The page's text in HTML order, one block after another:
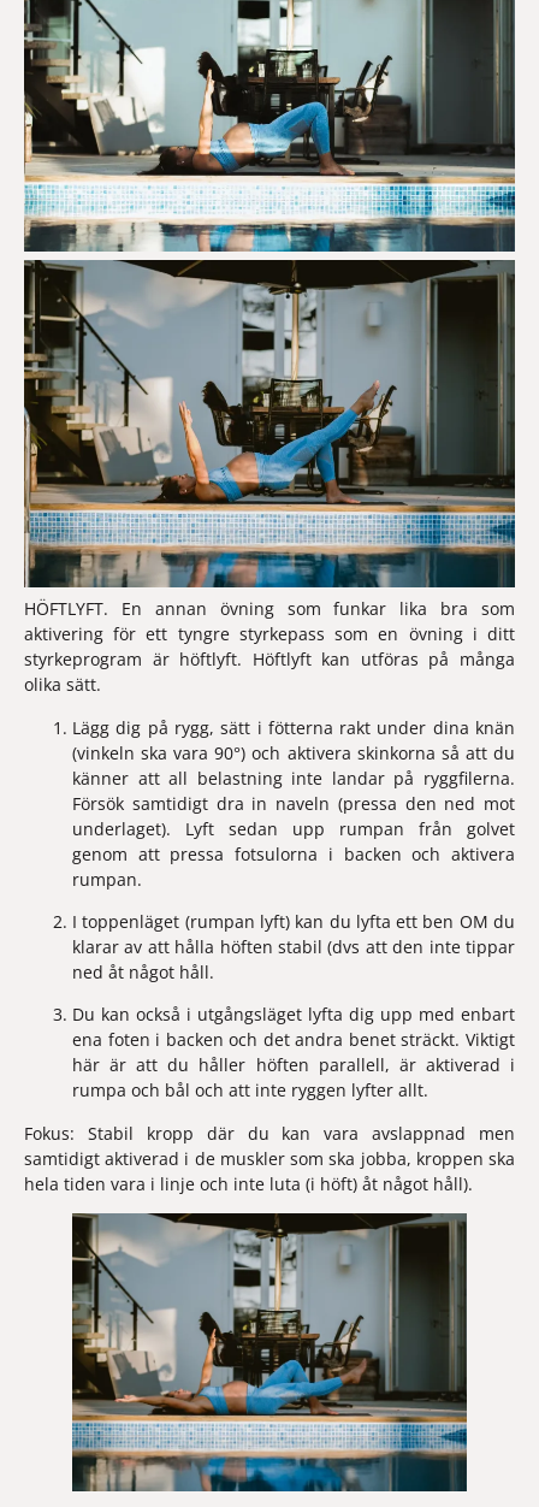
HÖFTLYFT. En annan övning som funkar lika bra som
aktivering för ett tyngre styrkepass som en övning i ditt
styrkeprogram är höftlyft. Höftlyft kan utföras på många
olika sätt.
Lägg dig på rygg, sätt i fötterna rakt under dina knän
(vinkeln ska vara 90°) och aktivera skinkorna så att du
känner att all belastning inte landar på ryggfilerna.
Försök samtidigt dra in naveln (pressa den ned mot
underlaget). Lyft sedan upp rumpan från golvet
genom att pressa fotsulorna i backen och aktivera
rumpan.
I toppenläget (rumpan lyft) kan du lyfta ett ben OM du
klarar av att hålla höften stabil (dvs att den inte tippar
ned åt något håll.
Du kan också i utgångsläget lyfta dig upp med enbart
ena foten i backen och det andra benet sträckt. Viktigt
här är att du håller höften parallell, är aktiverad i
rumpa och bål och att inte ryggen lyfter allt.
Fokus: Stabil kropp där du kan vara avslappnad men
samtidigt aktiverad i de muskler som ska jobba, kroppen ska
hela tiden vara i linje och inte luta (i höft) åt något håll).